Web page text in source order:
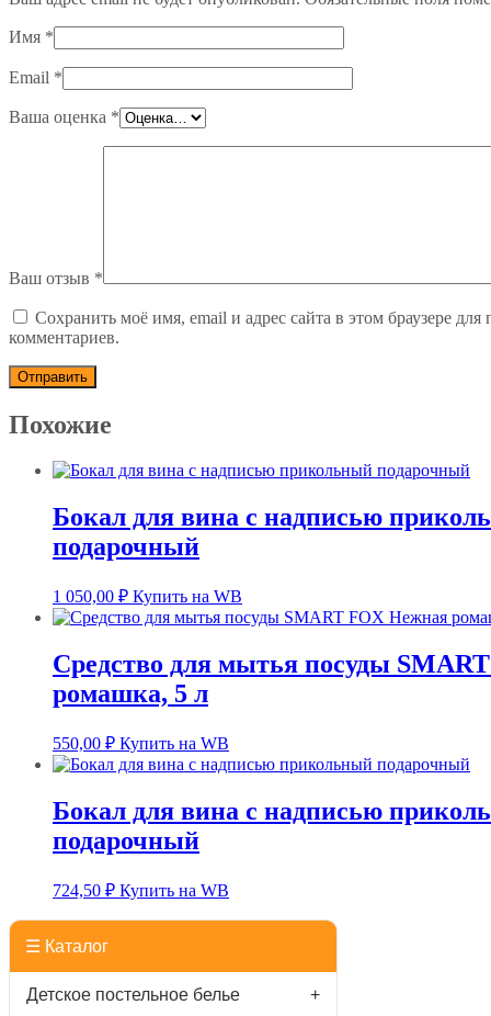
Имя *
Email *
Ваша оценка *
Ваш отзыв *
Сохранить моё имя, email и адрес сайта в этом браузере
комментариев.
Похожие
Бокал для вина с надписью
подарочный
1 050,00 ₽ Купить на WB
Средство для мытья посуды
ромашка, 5 л
550,00 ₽ Купить на WB
Бокал для вина с надписью
подарочный
724,50 ₽ Купить на WB
☰ Каталог
Детское постельное белье +